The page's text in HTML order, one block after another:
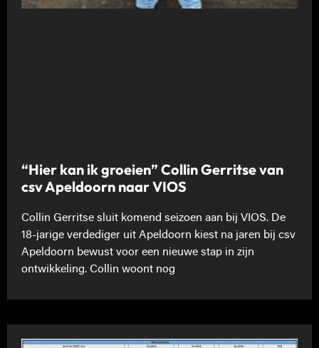
“Hier kan ik groeien” Collin Gerritse van
csv Apeldoorn naar VIOS
Collin Gerritse sluit komend seizoen aan bij VIOS. De
18-jarige verdediger uit Apeldoorn kiest na jaren bij csv
Apeldoorn bewust voor een nieuwe stap in zijn
ontwikkeling. Collin woont nog